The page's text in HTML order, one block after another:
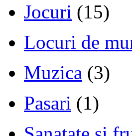
Jocuri (15)
Locuri de
Muzica (3)
Pasari (1)